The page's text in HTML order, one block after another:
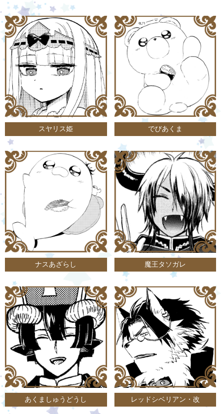
スヤリス姫 でびあくま
ナスあざらし 魔王タソガレ
あくましゅうどうし レッドシベリアン・改